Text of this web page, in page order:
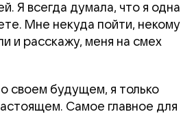
Я всегда думала, что я одна
Мне некуда пойти, некому
и расскажу, меня на смех
своем будущем, я только
Самое главное для